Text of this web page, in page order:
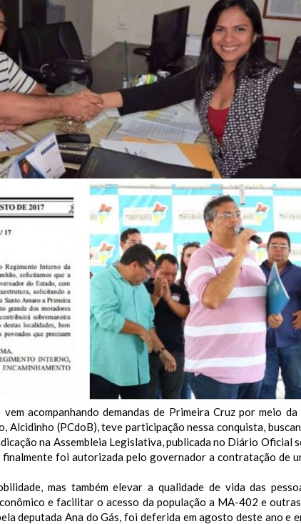
acompanhando demandas de Primeira Cruz por meio
Alcidinho (PCdoB), teve participação nessa conquista,
na Assembleia Legislativa, publicada no Diário Oficial
foi autorizada pelo governador a contratação de
mas também elevar a qualidade de vida das
e facilitar o acesso da população a MA-402 e
deputada Ana do Gás, foi deferida em agosto deste ano e